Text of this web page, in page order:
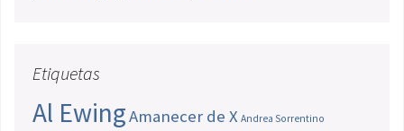
Etiquetas
Al EwingAmanecer de X Andrea Sorrentino